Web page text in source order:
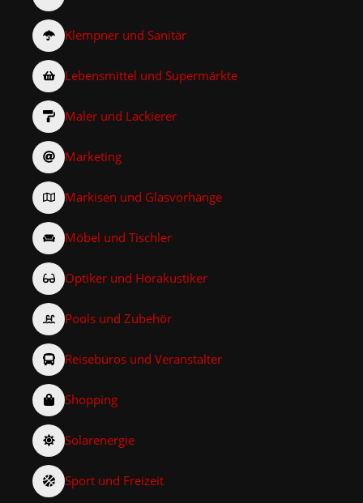
Klempner und Sanitär
Lebensmittel und Supermärkte
Maler und Lackierer
Marketing
Markisen und Glasvorhänge
Möbel und Tischler
Optiker und Hörakustiker
Pools und Zubehör
Reisebüros und Veranstalter
Shopping
Solarenergie
Sport und Freizeit